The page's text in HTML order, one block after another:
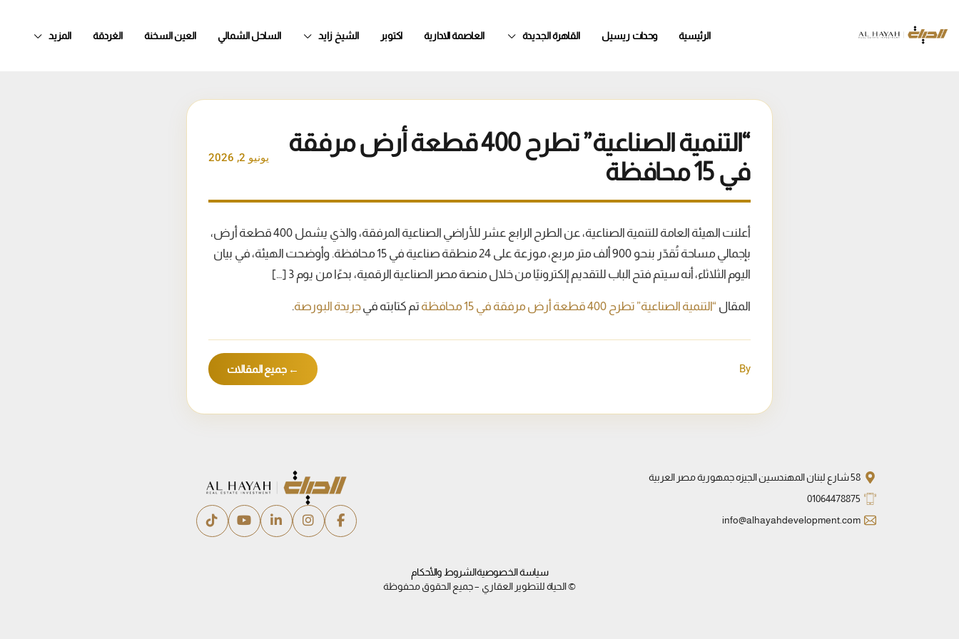
الرئيسية وحدات ريسيل القاهرة الجديدة العاصمة الادارية اكتوبر الشيخ زايد الساحل الشمالي العين السخنة الغردقة المزيد
“التنمية الصناعية” تطرح 400 قطعة أرض مرفقة
في 15 محافظة
يونيو 2, 2026
أعلنت الهيئة العامة للتنمية الصناعية، عن الطرح الرابع عشر للأراضي الصناعية المرفقة، والذي يشمل 400 قطعة أرض،
بإجمالي مساحة تُقدّر بنحو 900 ألف متر مربع، موزعة على 24 منطقة صناعية في 15 محافظة. وأوضحت الهيئة، في بيان
اليوم الثلاثاء، أنه سيتم فتح الباب للتقديم إلكترونيًا من خلال منصة مصر الصناعية الرقمية، بدءًا من يوم 3 […]
المقال “التنمية الصناعية” تطرح 400 قطعة أرض مرفقة في 15 محافظة تم كتابته فيجريدة البورصة.
By ← جميع المقالات
58 شارع لبنان المهندسين الجيزه جمهورية مصر العربية
01064478875
info@alhayahdevelopment.com
سياسة الخصوصيةالشروط والأحكام
© الحياة للتطوير العقاري – جميع الحقوق محفوظة